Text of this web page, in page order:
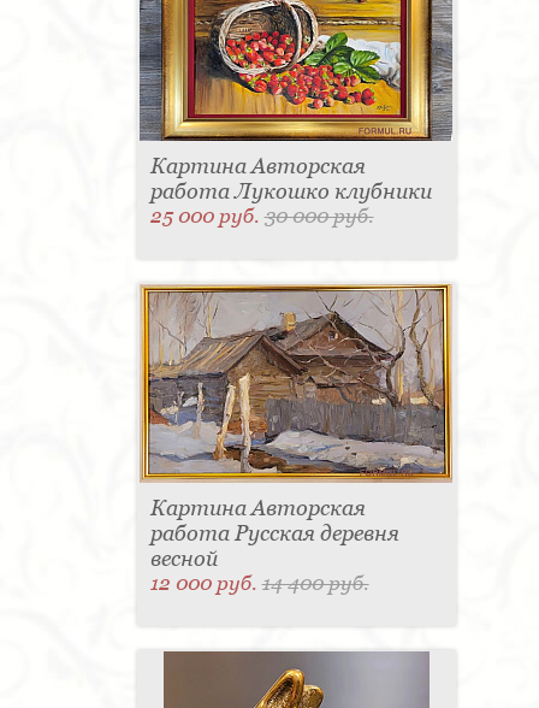
Картина Авторская
работа Лукошко клубники
25 000 руб.30 000 руб.
Картина Авторская
работа Русская деревня
весной
12 000 руб.14 400 руб.